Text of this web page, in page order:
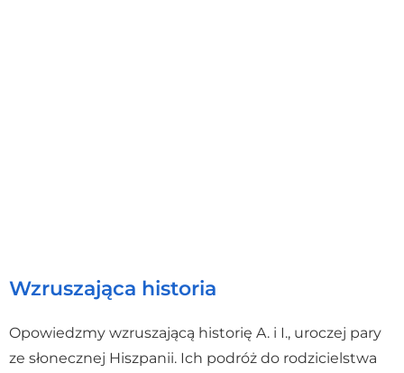
Wzruszająca historia
Opowiedzmy wzruszającą historię A. i I., uroczej pary
ze słonecznej Hiszpanii. Ich podróż do rodzicielstwa